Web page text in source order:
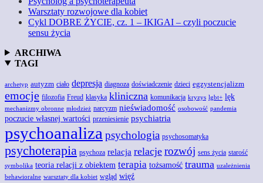
Warsztaty rozwojowe dla kobiet
Cykl DOBRE ŻYCIE, cz. 1 – IKIGAI – czyli poczucie
sensu życia
ARCHIWA
TAGI
archetyp autyzm ciało depresja diagnoza doświadczenie dzieci egzystencjalizm
emocje filozofia Freud klasyka kliniczna komunikacja kryzys lgbt+ lęk
mechanizmy obronne młodzież narcyzm nieświadomość osobowość pandemia
poczucie własnej wartości przeniesienie psychiatria
psychoanaliza psychologia psychosomatyka
psychoterapia psychoza relacja relacje rozwój sens życia starość
symbolika teoria relacji z obiektem terapia tożsamość trauma uzależnienia
behawioralne warsztaty dla kobiet wgląd więź